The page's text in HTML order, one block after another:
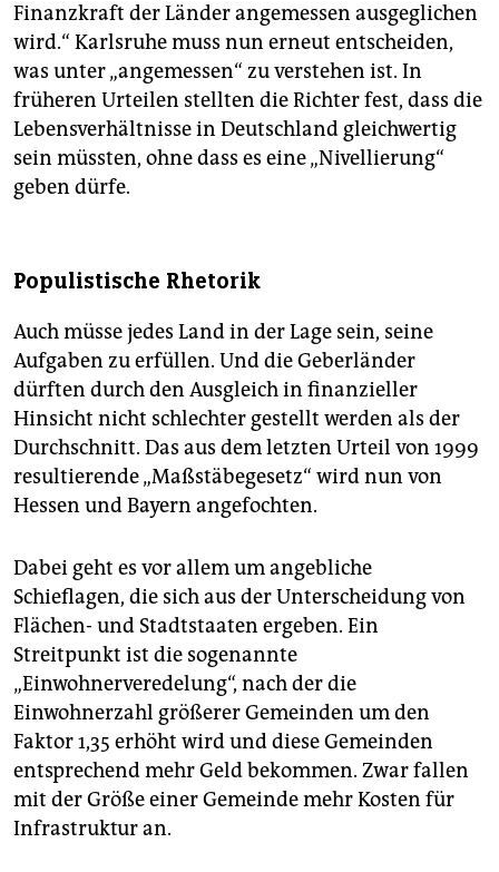
Finanzkraft der Länder angemessen ausgeglichen
wird.“ Karlsruhe muss nun erneut entscheiden,
was unter „angemessen“ zu verstehen ist. In
früheren Urteilen stellten die Richter fest, dass die
Lebensverhältnisse in Deutschland gleichwertig
sein müssten, ohne dass es eine „Nivellierung“
geben dürfe.
Populistische Rhetorik
Auch müsse jedes Land in der Lage sein, seine
Aufgaben zu erfüllen. Und die Geberländer
dürften durch den Ausgleich in finanzieller
Hinsicht nicht schlechter gestellt werden als der
Durchschnitt. Das aus dem letzten Urteil von 1999
resultierende „Maßstäbegesetz“ wird nun von
Hessen und Bayern angefochten.
Dabei geht es vor allem um angebliche
Schieflagen, die sich aus der Unterscheidung von
Flächen- und Stadtstaaten ergeben. Ein
Streitpunkt ist die sogenannte
„Einwohnerveredelung“, nach der die
Einwohnerzahl größerer Gemeinden um den
Faktor 1,35 erhöht wird und diese Gemeinden
entsprechend mehr Geld bekommen. Zwar fallen
mit der Größe einer Gemeinde mehr Kosten für
Infrastruktur an.